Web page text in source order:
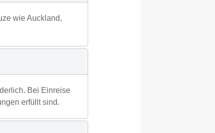
wie Auckland,
Bei Einreise
erfüllt sind.